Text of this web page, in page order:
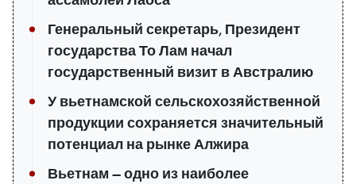
Генеральный секретарь, Президент
государства То Лам начал
государственный визит в Австралию
У вьетнамской сельскохозяйственной
продукции сохраняется значительный
потенциал на рынке Алжира
Вьетнам — одно из наиболее